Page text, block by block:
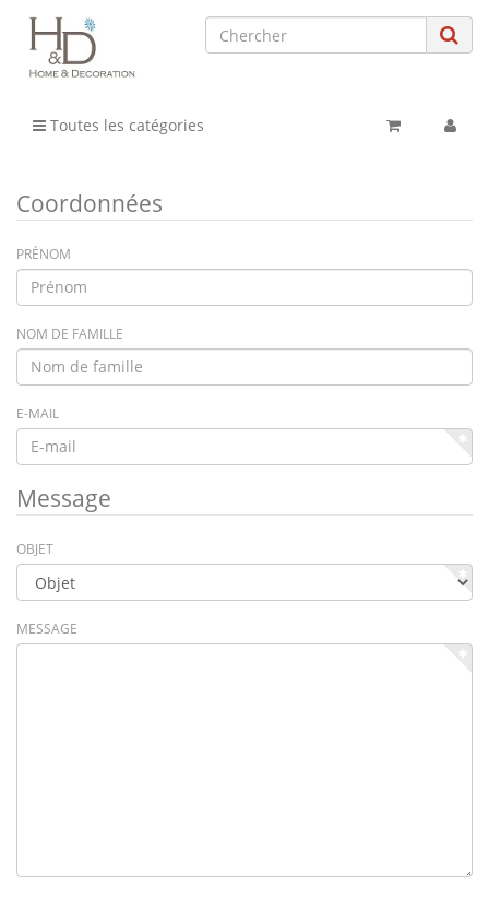
Toutes les catégories
Coordonnées
PRÉNOM
NOM DE FAMILLE
E-MAIL
Message
OBJET
MESSAGE